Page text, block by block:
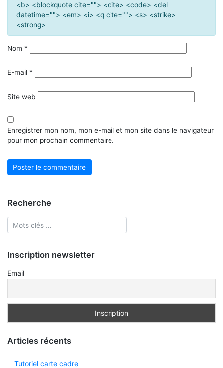
<b> <blockquote cite=""> <cite> <code> <del
datetime=""> <em> <i> <q cite=""> <s> <strike>
<strong>
Nom *
E-mail *
Site web
Enregistrer mon nom, mon e-mail et mon site dans le navigateur
pour mon prochain commentaire.
Recherche
Inscription newsletter
Email
Articles récents
Tutoriel carte cadre